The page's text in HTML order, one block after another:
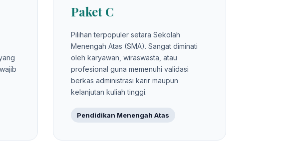
Paket C
Pilihan terpopuler setara Sekolah
Menengah Atas (SMA). Sangat diminati
oleh karyawan, wiraswasta, atau
profesional guna memenuhi validasi
berkas administrasi karir maupun
kelanjutan kuliah tinggi.
Pendidikan Menengah Atas